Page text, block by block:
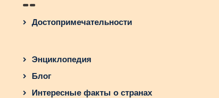
Достопримечательности
Энциклопедия
Блог
Интересные факты о странах